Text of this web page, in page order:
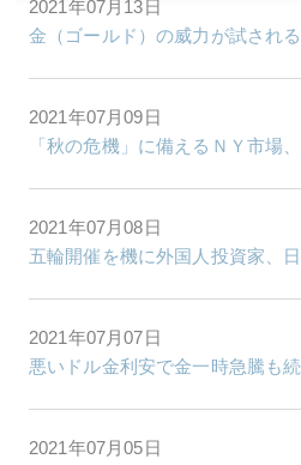
2021年07月13日
金（ゴールド）の威力が試され
2021年07月09日
「秋の危機」に備えるＮＹ市場
2021年07月08日
五輪開催を機に外国人投資家、
2021年07月07日
悪いドル金利安で金一時急騰も
2021年07月05日